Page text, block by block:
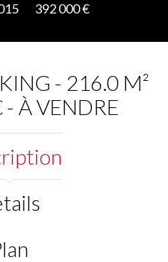
392 000 €
- 216.0 M²
À VENDRE